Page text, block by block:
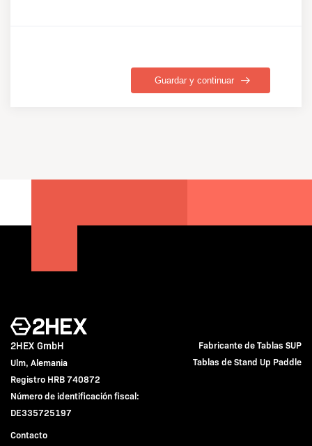
Guardar y continuar
2HEX GmbH
Ulm, Alemania
Registro HRB 740872
Número de identificación fiscal:
DE335725197
Contacto
Fabricante de Tablas SUP
Tablas de Stand Up Paddle